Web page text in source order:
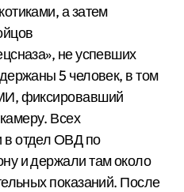
а затем
не успевших
5 человек, в том
фиксировавший
Всех
в отдел ОВД по
и держали там около
показаний. После